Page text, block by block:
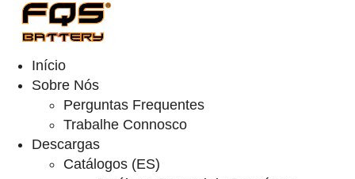
Início
Sobre Nós
Perguntas Frequentes
Trabalhe Connosco
Descargas
Catálogos (ES)